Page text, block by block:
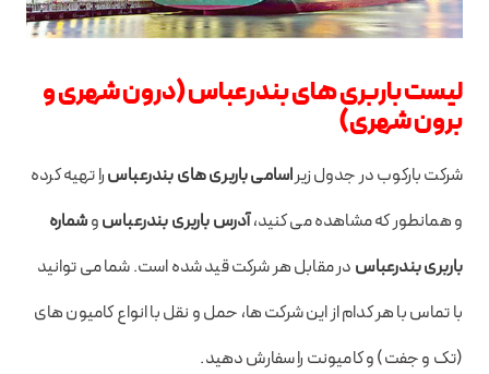
لیست باربری های بندرعباس(درون شهری و
برون شهری)
شرکت بارکوب در جدول زیراسامی باربری های بندرعباسرا تهیه کرده
و همانطور که مشاهده می کنید،آدرس باربری بندرعباسوشماره
باربری بندرعباس در مقابل هر شرکت قید شده است. شما می توانید
با تماس با هر کدام از این شرکت ها، حمل و نقل با انواع کامیون های
(تک و جفت) و کامیونت را سفارش دهید.